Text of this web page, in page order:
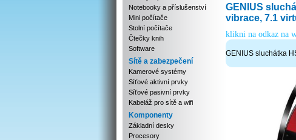
Notebooky a příslušenství
Mini počítače
Stolní počítače
Čtečky knih
Software
Sítě a zabezpečení
Kamerové systémy
Síťové aktivní prvky
Síťové pasivní prvky
Kabeláž pro sítě a wifi
Komponenty
Základní desky
Procesory
GENIUS
vibrace, 7.1
klikni na odkaz na
GENIUS sluchátka